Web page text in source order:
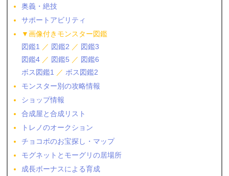
奥義・絶技
サポートアビリティ
▼画像付きモンスター図鑑
図鑑1 ／ 図鑑2 ／ 図鑑3
図鑑4 ／ 図鑑5 ／ 図鑑6
ボス図鑑1 ／ボス図鑑2
モンスター別の攻略情報
ショップ情報
合成屋と合成リスト
トレノのオークション
チョコボのお宝探し・マップ
モグネットとモーグリの居場所
成長ボーナスによる育成